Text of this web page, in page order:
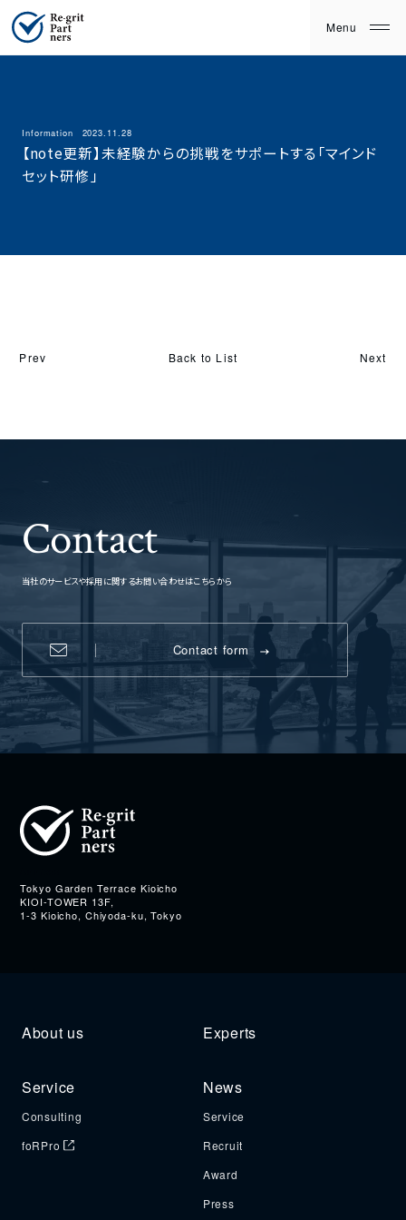
Information 2023.11.28
【note更新】未経験からの挑戦をサポートする「マインド
セット研修」
Prev Back to List Next
Contact
当社のサービスや採用に関するお問い合わせはこちらから
Contact form
Tokyo Garden Terrace Kioicho
KIOI-TOWER 13F,
1-3 Kioicho, Chiyoda-ku, Tokyo
About us Experts
Service
Consulting
foRPro
News
Service
Recruit
Award
Press